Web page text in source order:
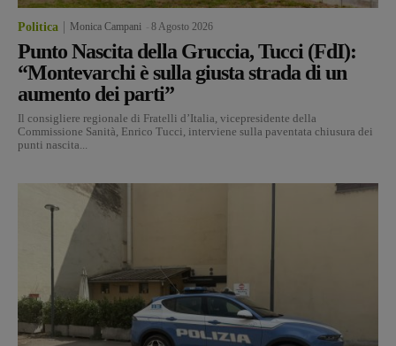
Politica Monica Campani 8 Agosto 2026
Punto Nascita della Gruccia, Tucci (FdI):
“Montevarchi è sulla giusta strada di un
aumento dei parti”
Il consigliere regionale di Fratelli d’Italia, vicepresidente della
Commissione Sanità, Enrico Tucci, interviene sulla paventata chiusura dei
punti nascita...